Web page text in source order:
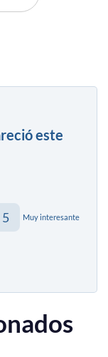
este
5 Muy interesante